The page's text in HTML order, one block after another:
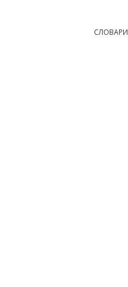
СЛОВАРИ